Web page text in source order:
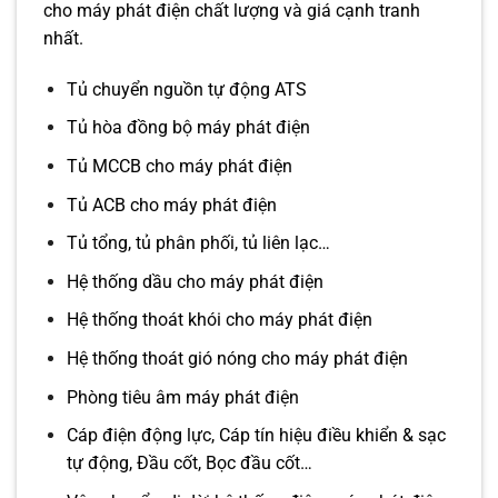
cho máy phát điện chất lượng và giá cạnh tranh
nhất.
Tủ chuyển nguồn tự động ATS
Tủ hòa đồng bộ máy phát điện
Tủ MCCB cho máy phát điện
Tủ ACB cho máy phát điện
Tủ tổng, tủ phân phối, tủ liên lạc…
Hệ thống dầu cho máy phát điện
Hệ thống thoát khói cho máy phát điện
Hệ thống thoát gió nóng cho máy phát điện
Phòng tiêu âm máy phát điện
Cáp điện động lực, Cáp tín hiệu điều khiển & sạc
tự động, Đầu cốt, Bọc đầu cốt…